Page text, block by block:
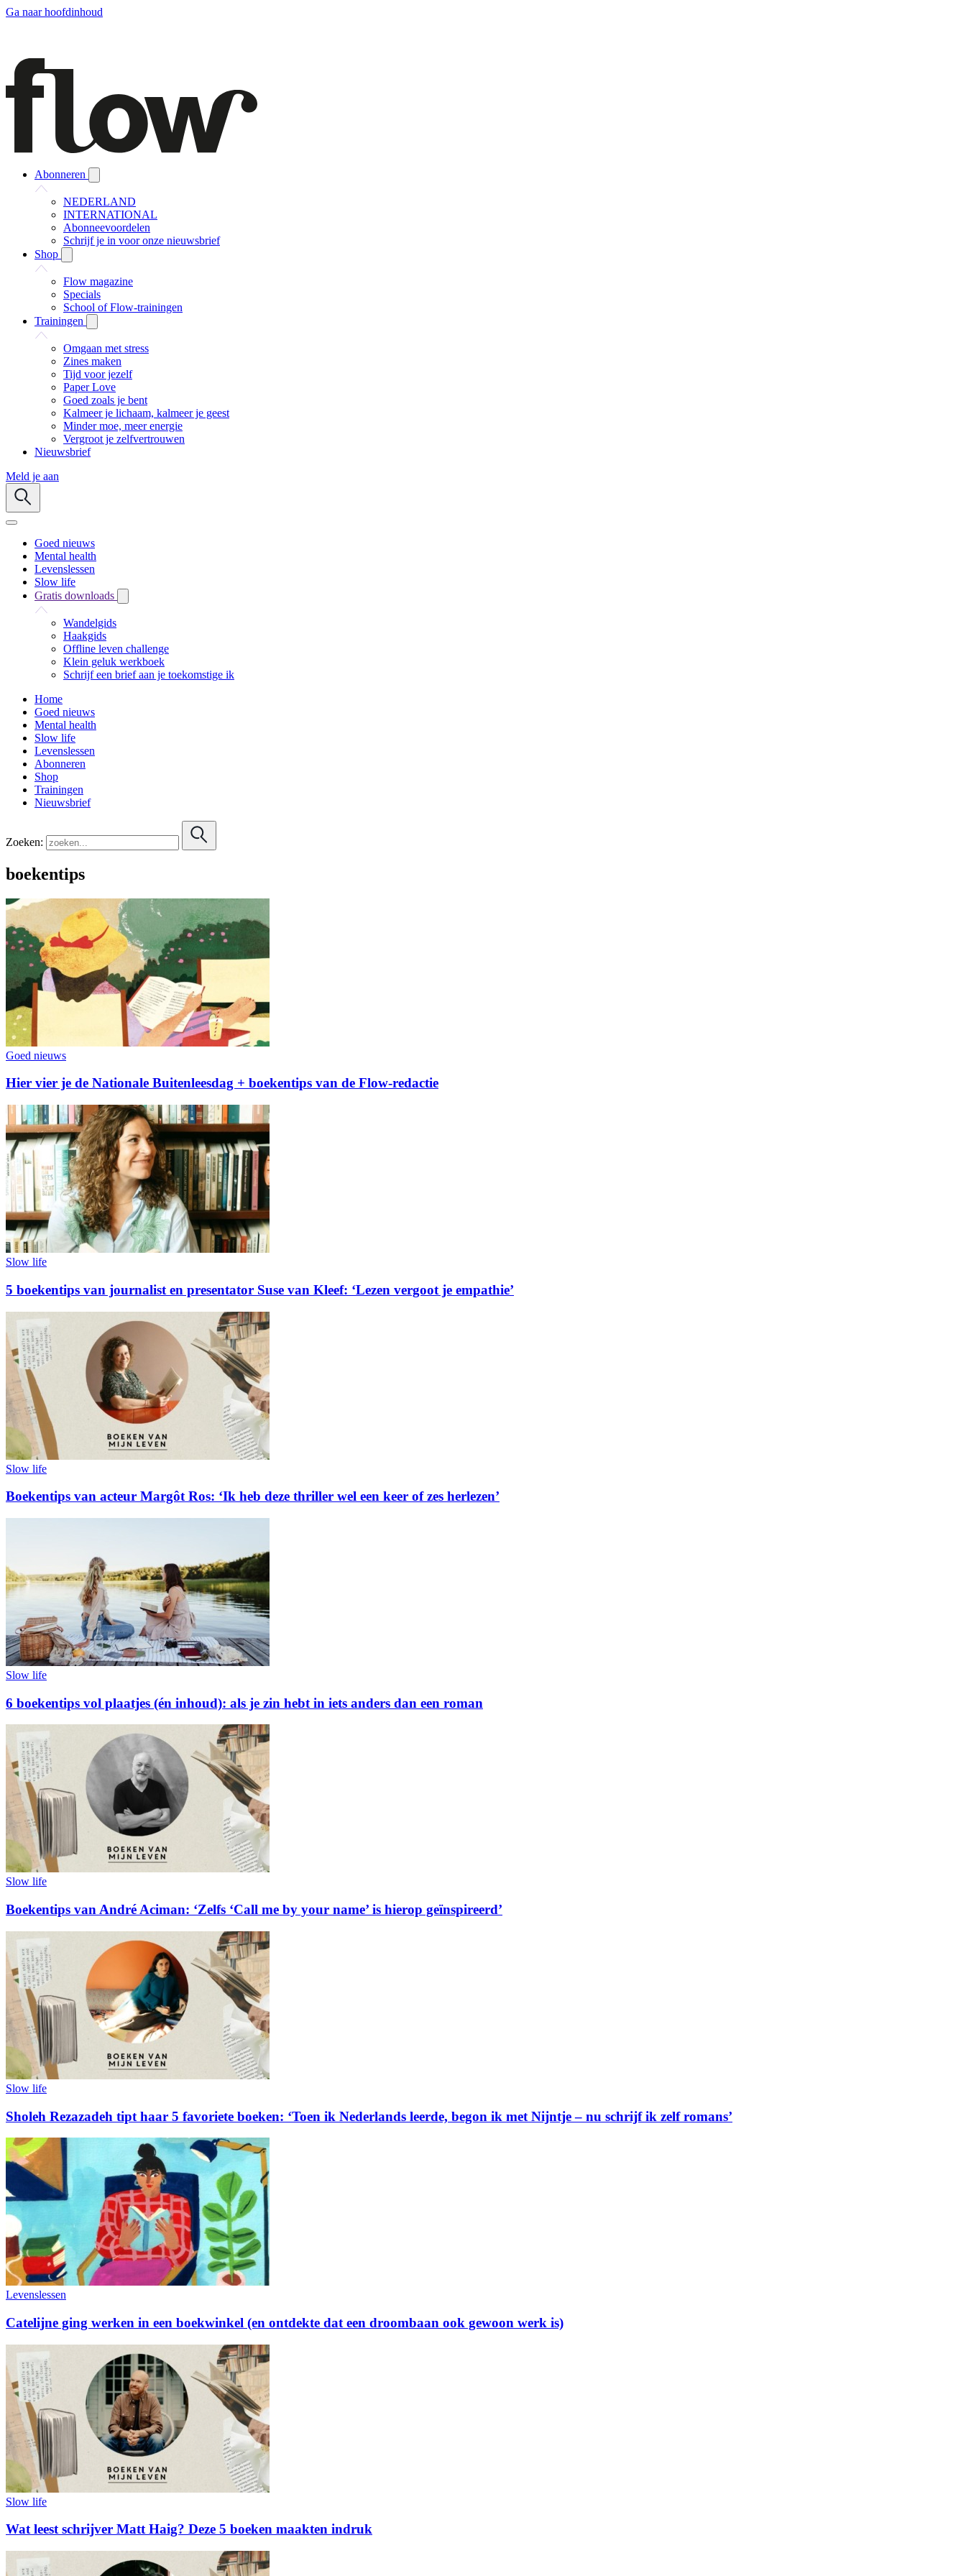
Ga naar hoofdinhoud
Abonneren
NEDERLAND
INTERNATIONAL
Abonneevoordelen
Schrijf je in voor onze nieuwsbrief
Shop
Flow magazine
Specials
School of Flow-trainingen
Trainingen
Omgaan met stress
Zines maken
Tijd voor jezelf
Paper Love
Goed zoals je bent
Kalmeer je lichaam, kalmeer je geest
Minder moe, meer energie
Vergroot je zelfvertrouwen
Nieuwsbrief
Meld je aan
Goed nieuws
Mental health
Levenslessen
Slow life
Gratis downloads
Wandelgids
Haakgids
Offline leven challenge
Klein geluk werkboek
Schrijf een brief aan je toekomstige ik
Home
Goed nieuws
Mental health
Slow life
Levenslessen
Abonneren
Shop
Trainingen
Nieuwsbrief
Zoeken:
boekentips
Goed nieuws
Hier vier je de Nationale Buitenleesdag + boekentips van de Flow-redactie
Slow life
5 boekentips van journalist en presentator Suse van Kleef: ‘Lezen vergoot je empathie’
Slow life
Boekentips van acteur Margôt Ros: ‘Ik heb deze thriller wel een keer of zes herlezen’
Slow life
6 boekentips vol plaatjes (én inhoud): als je zin hebt in iets anders dan een roman
Slow life
Boekentips van André Aciman: ‘Zelfs ‘Call me by your name’ is hierop geïnspireerd’
Slow life
Sholeh Rezazadeh tipt haar 5 favoriete boeken: ‘Toen ik Nederlands leerde, begon ik met Nijntje – nu schrijf ik zelf romans’
Levenslessen
Catelijne ging werken in een boekwinkel (en ontdekte dat een droombaan ook gewoon werk is)
Slow life
Wat leest schrijver Matt Haig? Deze 5 boeken maakten indruk